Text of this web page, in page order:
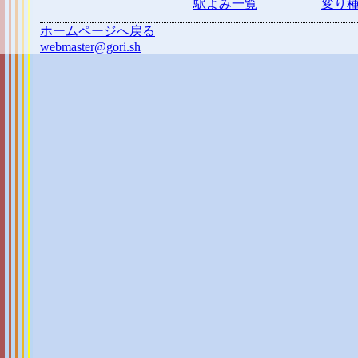
駅よみ一覧
変り
ホームページへ戻る
webmaster@gori.sh